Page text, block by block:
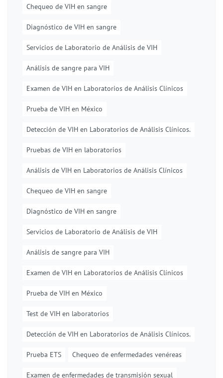
Chequeo de VIH en sangre
Diagnóstico de VIH en sangre
Servicios de Laboratorio de Análisis de VIH
Análisis de sangre para VIH
Examen de VIH en Laboratorios de Análisis Clínicos
Prueba de VIH en México
Detección de VIH en Laboratorios de Análisis Clínicos.
Pruebas de VIH en laboratorios
Análisis de VIH en Laboratorios de Análisis Clínicos
Chequeo de VIH en sangre
Diagnóstico de VIH en sangre
Servicios de Laboratorio de Análisis de VIH
Análisis de sangre para VIH
Examen de VIH en Laboratorios de Análisis Clínicos
Prueba de VIH en México
Test de VIH en laboratorios
Detección de VIH en Laboratorios de Análisis Clínicos.
Prueba ETS Chequeo de enfermedades venéreas
Examen de enfermedades de transmisión sexual